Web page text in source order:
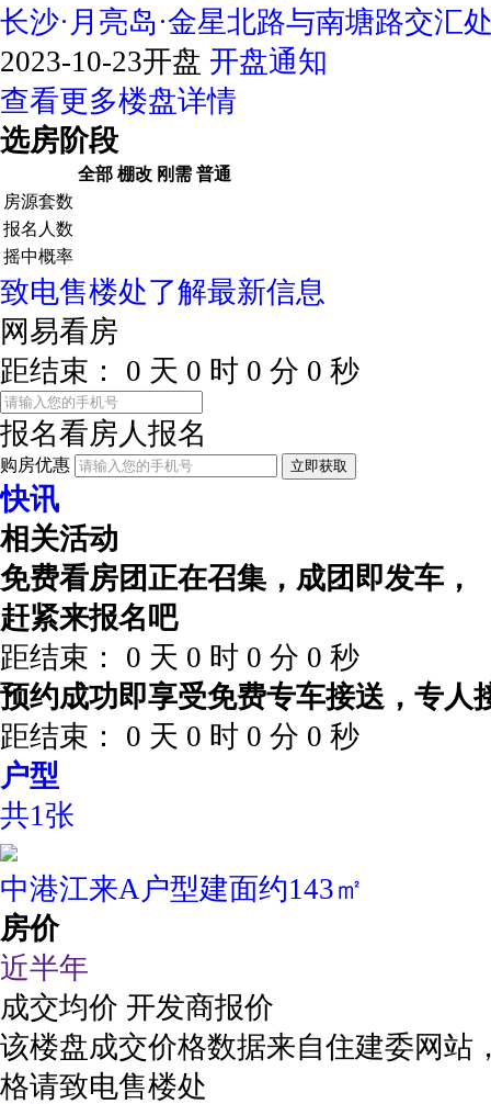
长沙·月亮岛·金星北路与南塘路交汇
2023-10-23开盘 开盘通知
查看更多楼盘详情
选房阶段
全部 棚改 刚需 普通
房源套数
报名人数
摇中概率
致电售楼处了解最新信息
网易看房
距结束：
0 天 0 时 0 分 0 秒
报名看房人报名
购房优惠 立即获取
快讯
相关活动
免费看房团正在召集，成团即发车，
赶紧来报名吧
距结束：
0 天 0 时 0 分 0 秒
预约成功即享受免费专车接送，专人
距结束：
0 天 0 时 0 分 0 秒
户型
共1张
中港江来A户型建面约143㎡
房价
近半年
成交均价 开发商报价
该楼盘成交价格数据来自住建委网站
格请致电售楼处